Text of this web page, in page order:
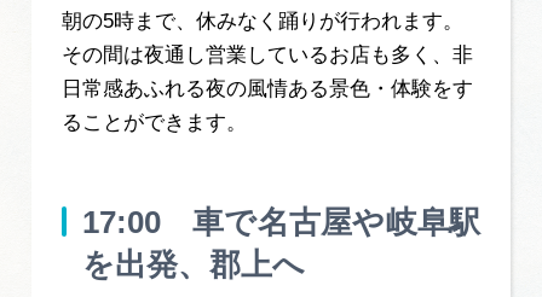
朝の5時まで、休みなく踊りが行われます。
その間は夜通し営業しているお店も多く、非
日常感あふれる夜の風情ある景色・体験をす
ることができます。
17:00 車で名古屋や岐阜駅
を出発、郡上へ